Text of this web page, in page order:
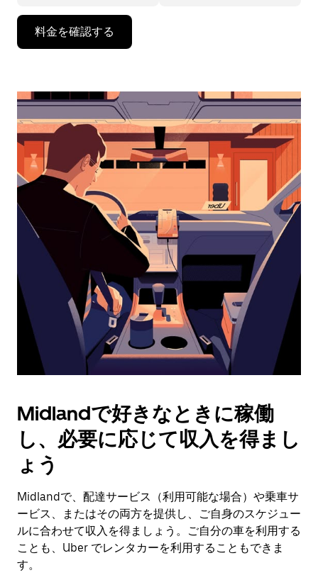
で
ン
ダ
ー
を
操
作
し、
を
選
択
す。
ン
で
カ
ン
ー
を
閉
じ
ま
す。
料金を確認する
Midlandで好きなときに稼働
し、必要に応じて収入を得まし
ょう
Midlandで、配達サービス（利用可能な場合）や乗車サ
ービス、またはその両方を提供し、ご自身のスケジュー
ルに合わせて収入を得ましょう。ご自分の車を利用する
ことも、Uber でレンタカーを利用することもできま
す。